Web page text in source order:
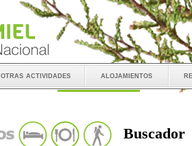
otras actividades alojamientos
Buscador